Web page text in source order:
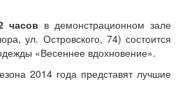
часов в демонстрационном зале
ул. Островского, 74) состоится
«Весеннее вдохновение».
2014 года представят лучшие